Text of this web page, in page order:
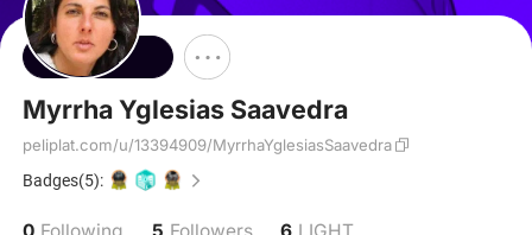
Follow
Myrrha Yglesias Saavedra
peliplat.com/u/13394909/MyrrhaYglesiasSaavedra
Badges(5):
0 5 6